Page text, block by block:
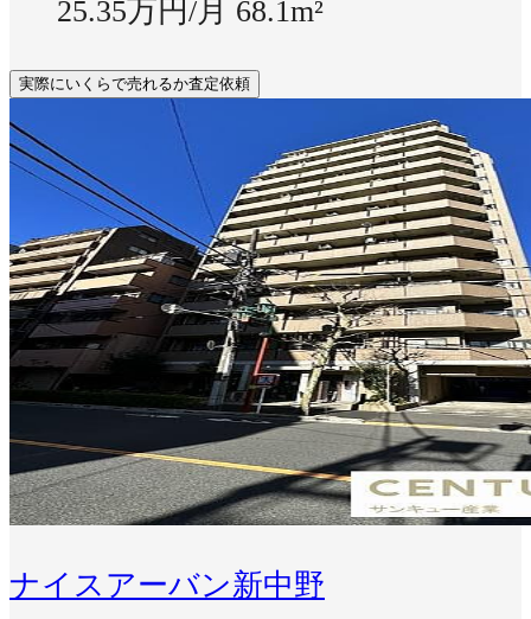
25.35万円/月 68.1m²
実際にいくらで売れるか査定依頼
ナイスアーバン新中野